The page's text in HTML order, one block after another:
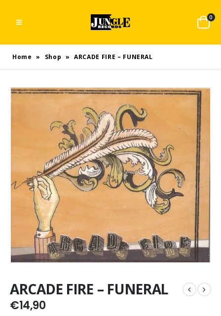
0
Home » Shop » ARCADE FIRE – FUNERAL
ARCADE FIRE – FUNERAL
€14,90